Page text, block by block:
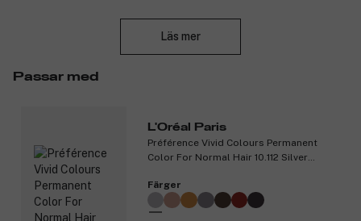
Borste ingår för praktisk applicering.
Veganska sammansättningar*.
Läs mer
Passar med
L'Oréal Paris
Préférence Vivid Colours Permanent
Color For Normal Hair 10.112 Silver
Färger